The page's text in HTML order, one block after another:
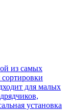
из самых
для малых
установка